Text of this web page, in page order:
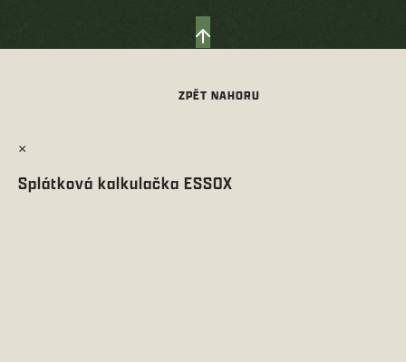
×
Splátková kalkulačka ESSOX